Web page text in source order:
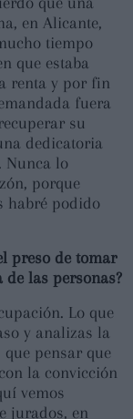
en Alicante,
tiempo
que estaba
renta y por fin
fuera
su
dedicatoria
Nunca lo
porque
habré podido
preso de tomar
las personas?
Lo que
y analizas la
pensar que
la convicción
vemos
jurados, en